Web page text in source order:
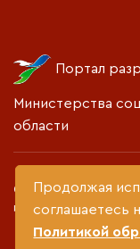
Продолжая
соглашаетесь
Политикой
Портал
Министерства
области
© 2024 год
использовании